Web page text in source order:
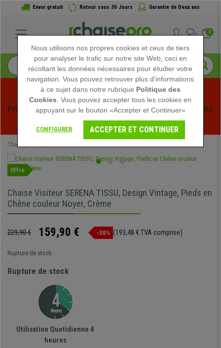
Envoi gratuit Retour sous 30 Jours Garantie de Deux ans
0
Profitez des soldes d'été chez Chaisepro ! Des réductions
exclusives pour une durée limitée - Voir l'offre
Chaisepro
Offre
Chaise Visiteur SERENA TISSU, Design Vintage, Pieds en
Chêne couleur Noyer, Crème
229,90 € 159,90 € -30% (193,48 € TVA comprise)
Rupture de stock
Rupture de stock
Utilisation Quotidienne 4
heures
Nous utilisons nos propres cookies et ceux de tiers
pour analyser le trafic sur notre site Web, ceci en
récoltant les données nécessaires pour étudier votre
navigation. Vous pouvez retrouver plus d'informations
à ce sujet dans notre rubrique Politique des
Cookies . Vous pouvez accepter tous les cookies en
appuyant sur le bouton «Accepter et Continuer»
CONFIGURER ACCEPTER ET CONTINUER